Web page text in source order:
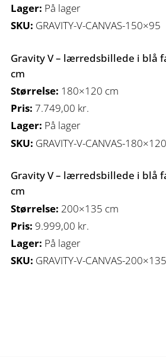
Lager: På lager
SKU: GRAVITY-V-CANVAS-150×95
Gravity V – lærredsbillede i blå
cm
Størrelse: 180×120 cm
Pris: 7.749,00 kr.
Lager: På lager
SKU: GRAVITY-V-CANVAS-180×120
Gravity V – lærredsbillede i blå
cm
Størrelse: 200×135 cm
Pris: 9.999,00 kr.
Lager: På lager
SKU: GRAVITY-V-CANVAS-200×135